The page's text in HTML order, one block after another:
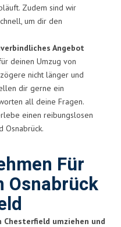
Zudem sind wir
um dir den
Angebot
deinen Umzug von
nicht länger und
dir gerne ein
all deine Fragen.
einen reibungslosen
Osnabrück.
Für
Osnabrück
Chesterfield umziehen und